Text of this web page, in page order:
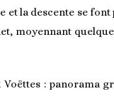
et la descente se font
moyennant
: panorama